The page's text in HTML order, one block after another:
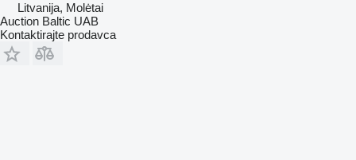
Litvanija, Molėtai
Auction Baltic UAB
Kontaktirajte prodavca